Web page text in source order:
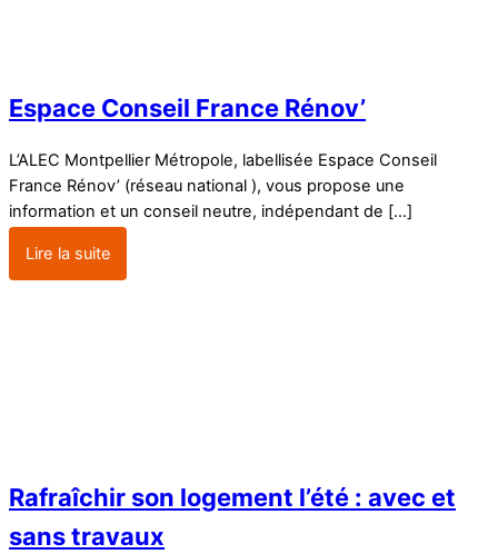
Espace Conseil France Rénov’
L’ALEC Montpellier Métropole, labellisée Espace Conseil
France Rénov’ (réseau national ), vous propose une
information et un conseil neutre, indépendant de […]
Lire la suite
Rafraîchir son logement l’été : avec et
sans travaux